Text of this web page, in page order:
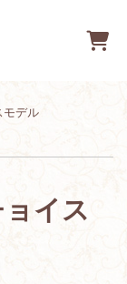
モデル
イス